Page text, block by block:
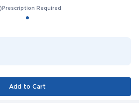
Prescription Required
Add to Cart